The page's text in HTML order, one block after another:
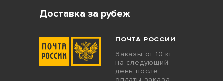
Доставка за рубеж
ПОЧТА РОССИИ
Заказы от 10 кг
на следующий
день после